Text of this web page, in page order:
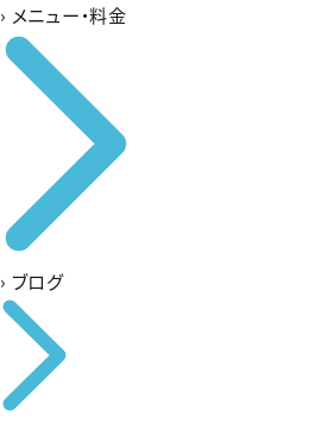
› メニュー・料金
› ブログ